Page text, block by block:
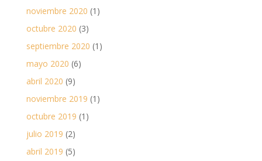
noviembre 2020 (1)
octubre 2020 (3)
septiembre 2020 (1)
mayo 2020 (6)
abril 2020 (9)
noviembre 2019 (1)
octubre 2019 (1)
julio 2019 (2)
abril 2019 (5)